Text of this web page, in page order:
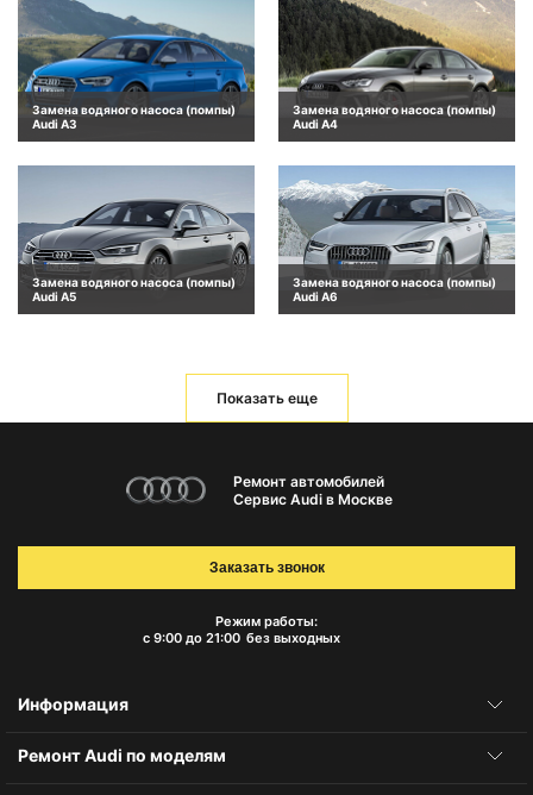
Замена водяного насоса (помпы)
Audi A3
Замена водяного насоса (помпы)
Audi A4
Замена водяного насоса (помпы)
Audi A5
Замена водяного насоса (помпы)
Audi A6
Показать еще
Ремонт автомобилей
Сервис Audi в Москве
Режим работы:
с 9:00 до 21:00 без выходных
Заказать звонок
Информация
Ремонт Audi по моделям